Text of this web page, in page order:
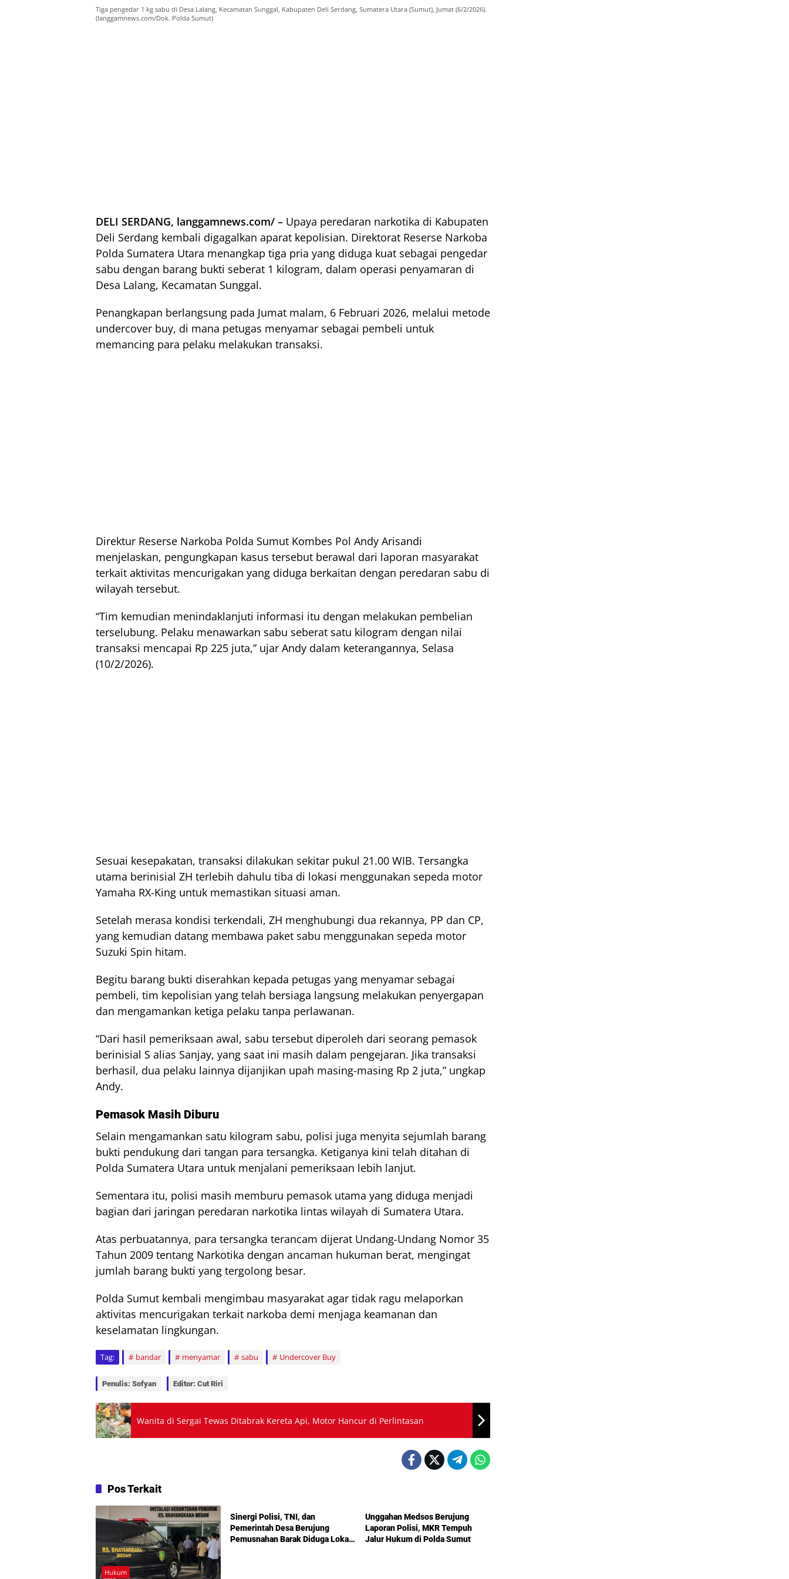
Tiga pengedar 1 kg sabu di Desa Lalang, Kecamatan Sunggal, Kabupaten Deli Serdang, Sumatera Utara (Sumut), Jumat (6/2/2026).
(langgamnews.com/Dok. Polda Sumut)
DELI SERDANG, langgamnews.com/ – Upaya peredaran narkotika di Kabupaten
Deli Serdang kembali digagalkan aparat kepolisian. Direktorat Reserse Narkoba
Polda Sumatera Utara menangkap tiga pria yang diduga kuat sebagai pengedar
sabu dengan barang bukti seberat 1 kilogram, dalam operasi penyamaran di
Desa Lalang, Kecamatan Sunggal.
Penangkapan berlangsung pada Jumat malam, 6 Februari 2026, melalui metode
undercover buy, di mana petugas menyamar sebagai pembeli untuk
memancing para pelaku melakukan transaksi.
Direktur Reserse Narkoba Polda Sumut Kombes Pol Andy Arisandi
menjelaskan, pengungkapan kasus tersebut berawal dari laporan masyarakat
terkait aktivitas mencurigakan yang diduga berkaitan dengan peredaran sabu di
wilayah tersebut.
“Tim kemudian menindaklanjuti informasi itu dengan melakukan pembelian
terselubung. Pelaku menawarkan sabu seberat satu kilogram dengan nilai
transaksi mencapai Rp 225 juta,” ujar Andy dalam keterangannya, Selasa
(10/2/2026).
Sesuai kesepakatan, transaksi dilakukan sekitar pukul 21.00 WIB. Tersangka
utama berinisial ZH terlebih dahulu tiba di lokasi menggunakan sepeda motor
Yamaha RX-King untuk memastikan situasi aman.
Setelah merasa kondisi terkendali, ZH menghubungi dua rekannya, PP dan CP,
yang kemudian datang membawa paket sabu menggunakan sepeda motor
Suzuki Spin hitam.
Begitu barang bukti diserahkan kepada petugas yang menyamar sebagai
pembeli, tim kepolisian yang telah bersiaga langsung melakukan penyergapan
dan mengamankan ketiga pelaku tanpa perlawanan.
“Dari hasil pemeriksaan awal, sabu tersebut diperoleh dari seorang pemasok
berinisial S alias Sanjay, yang saat ini masih dalam pengejaran. Jika transaksi
berhasil, dua pelaku lainnya dijanjikan upah masing-masing Rp 2 juta,” ungkap
Andy.
Pemasok Masih Diburu
Selain mengamankan satu kilogram sabu, polisi juga menyita sejumlah barang
bukti pendukung dari tangan para tersangka. Ketiganya kini telah ditahan di
Polda Sumatera Utara untuk menjalani pemeriksaan lebih lanjut.
Sementara itu, polisi masih memburu pemasok utama yang diduga menjadi
bagian dari jaringan peredaran narkotika lintas wilayah di Sumatera Utara.
Atas perbuatannya, para tersangka terancam dijerat Undang-Undang Nomor 35
Tahun 2009 tentang Narkotika dengan ancaman hukuman berat, mengingat
jumlah barang bukti yang tergolong besar.
Polda Sumut kembali mengimbau masyarakat agar tidak ragu melaporkan
aktivitas mencurigakan terkait narkoba demi menjaga keamanan dan
keselamatan lingkungan.
Tag: bandar menyamar sabu Undercover Buy
Penulis: Sofyan Editor: Cut Riri
Wanita di Sergai Tewas Ditabrak Kereta Api, Motor Hancur di Perlintasan
Pos Terkait
Hukum
Sinergi Polisi, TNI, dan
Pemerintah Desa Berujung
Pemusnahan Barak Diduga Lokasi
Unggahan Medsos Berujung
Laporan Polisi, MKR Tempuh
Jalur Hukum di Polda Sumut